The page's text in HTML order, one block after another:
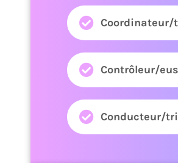
Coordinateur/
Contrôleur/
Conducteur/